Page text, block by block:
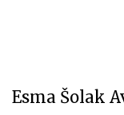
Esma Šolak